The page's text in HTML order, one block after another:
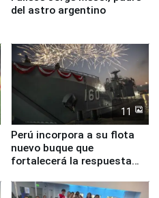
del astro argentino
11
Perú incorpora a su flota
nuevo buque que
fortalecerá la respuesta